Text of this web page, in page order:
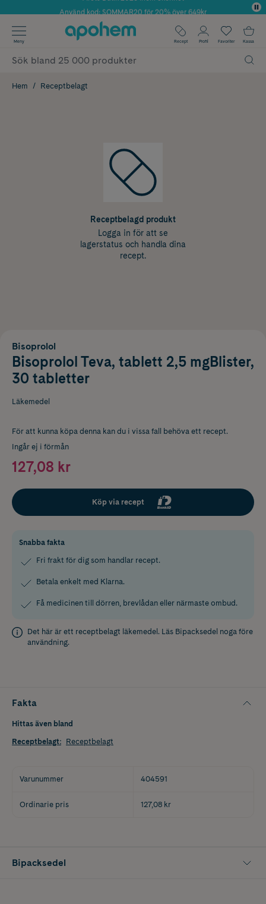
Använd kod: SOMMAR20 för 20% över 649kr
✓ Fri frakt
✓ Poäng på alla köp*
Meny Recept Profil Favoriter Kassa
Hem Receptbelagt
Receptbelagd produkt
Logga in för att se
lagerstatus och handla dina
recept.
Bisoprolol
Bisoprolol Teva, tablett 2,5 mgBlister,
30 tabletter
Läkemedel
För att kunna köpa denna kan du i vissa fall behöva ett recept.
Ingår ej i förmån
127,08 kr
Köp via recept
Snabba fakta
Fri frakt för dig som handlar recept.
Betala enkelt med Klarna.
Få medicinen till dörren, brevlådan eller närmaste ombud.
Det här är ett receptbelagt läkemedel. Läs Bipacksedel noga före
användning.
Fakta
Hittas även bland
Receptbelagt: Receptbelagt
Varunummer 404591
Ordinarie pris 127,08 kr
Bipacksedel